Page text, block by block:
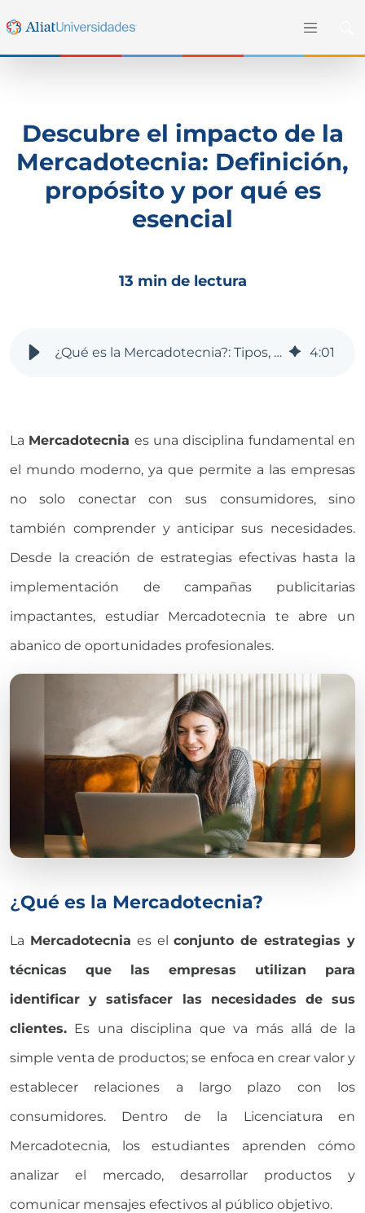
Descubre el impacto de la
Mercadotecnia: Definición,
propósito y por qué es
esencial
13 min de lectura
¿Qué es la Mercadotecnia?: Tipos, propósito y más 4:01
La Mercadotecnia es una disciplina fundamental en
el mundo moderno, ya que permite a las empresas
no solo conectar con sus consumidores, sino
también comprender y anticipar sus necesidades.
Desde la creación de estrategias efectivas hasta la
implementación de campañas publicitarias
impactantes, estudiarMercadotecnia te abre un
abanico de oportunidades profesionales.
¿Qué es la Mercadotecnia?
La Mercadotecnia es elconjunto de estrategias y
técnicas que las empresas utilizan para
identificar y satisfacer las necesidades de sus
clientes. Es una disciplina que va más allá de la
simple venta de productos; se enfoca en crear valor y
establecer relaciones a largo plazo con los
consumidores. Dentro de la Licenciatura en
Mercadotecnia, los estudiantes aprenden cómo
analizar el mercado, desarrollar productos y
comunicar mensajes efectivos al público objetivo.